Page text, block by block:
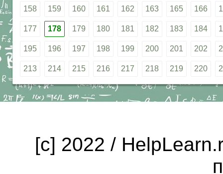
158 159 160 161 162 163 165 166
177 178 179 180 181 182 183 184
195 196 197 198 199 200 201 202
213 214 215 216 217 218 219 220
[c] 2022 /